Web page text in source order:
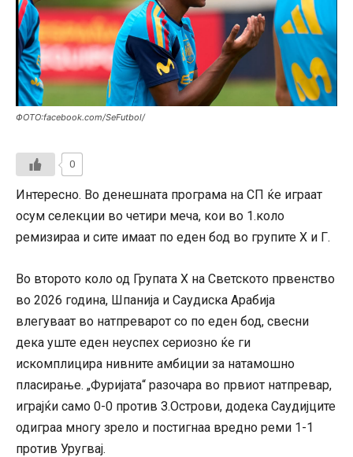
ФОТО:facebook.com/SeFutbol/
0
Интересно. Во денешната програма на СП ќе играат
осум селекции во четири меча, кои во 1.коло
ремизираа и сите имаат по еден бод во групите Х и Г.
Во второто коло од Групата Х на Светското првенство
во 2026 година, Шпанија и Саудиска Арабија
влегуваат во натпреварот со по еден бод, свесни
дека уште еден неуспех сериозно ќе ги
искомплицира нивните амбиции за натамошно
пласирање. „Фуријата“ разочара во првиот натпревар,
играјќи само 0-0 против З.Острови, додека Саудијците
одиграа многу зрело и постигнаа вредно реми 1-1
против Уругвај.